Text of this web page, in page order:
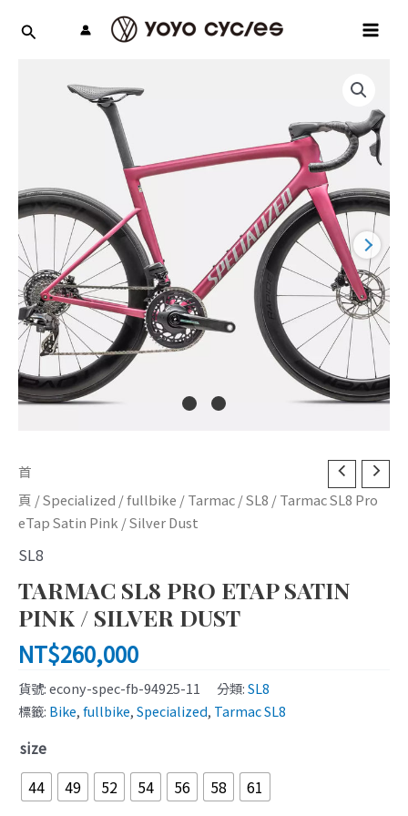
首
頁 /Specialized /fullbike /Tarmac/SL8 / Tarmac SL8 Pro
eTap Satin Pink / Silver Dust
SL8
TARMAC SL8 PRO ETAP SATIN
PINK / SILVER DUST
NT$260,000
貨號:econy-spec-fb-94925-11 分類:SL8
標籤: Bike,fullbike,Specialized, Tarmac SL8
size
44
49 52 54 56 58 61
Tarmac
SL8
Pro
eTap
Satin
Pink
/
Silver
Dust
量